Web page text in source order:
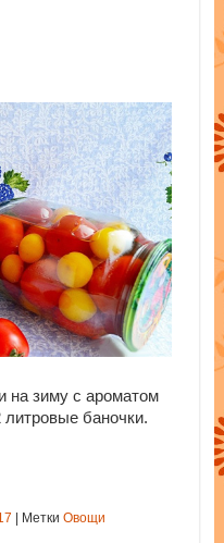
на зиму с ароматом
литровые баночки.
Метки Овощи